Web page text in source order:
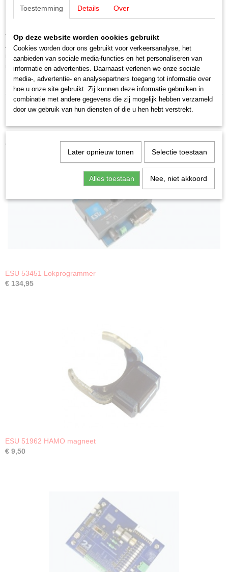
Voor de ESU LokProgrammer icm Windows 7 of hoger
te gebruiken en in plaats daarvan deze nieuwe kabel te gebruiken.
Als je de Lokprogrammer al enige tijd in gebruik hebt en een overstap
naar Windows 7 (of hoger) gemaakt hebt, heb je deze nieuwe USB kabel
nodig.
Ook interessant
ESU 53451 Lokprogrammer
€ 134,95
ESU 51962 HAMO magneet
€ 9,50
Toestemming Details Over
Op deze website worden cookies gebruikt
Cookies worden door ons gebruikt voor verkeersanalyse, het
aanbieden van sociale media-functies en het personaliseren van
informatie en advertenties. Daarnaast verlenen we onze sociale
media-, advertentie- en analysepartners toegang tot informatie over
hoe u onze site gebruikt. Zij kunnen deze informatie gebruiken in
combinatie met andere gegevens die zij mogelijk hebben verzameld
door uw gebruik van hun diensten of die u hen hebt verstrekt.
Later opnieuw tonen Selectie toestaan
Alles toestaan Nee, niet akkoord